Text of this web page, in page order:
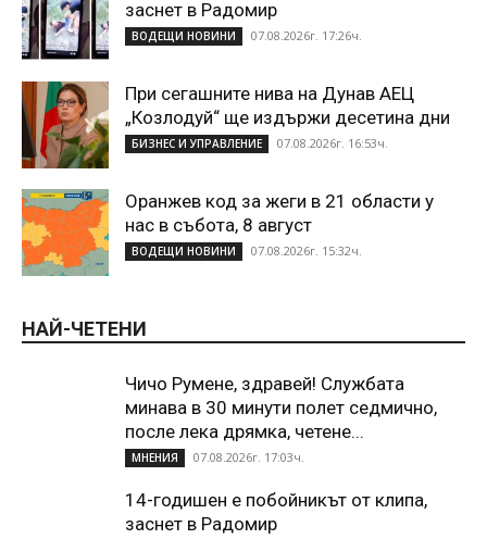
заснет в Радомир
ВОДЕЩИ НОВИНИ 07.08.2026г. 17:26ч.
При сегашните нива на Дунав АЕЦ
„Козлодуй“ ще издържи десетина дни
БИЗНЕС И УПРАВЛЕНИЕ 07.08.2026г. 16:53ч.
Оранжев код за жеги в 21 области у
нас в събота, 8 август
ВОДЕЩИ НОВИНИ 07.08.2026г. 15:32ч.
НАЙ-ЧЕТЕНИ
Чичо Румене, здравей! Службата
минава в 30 минути полет седмично,
после лека дрямка, четене...
МНЕНИЯ 07.08.2026г. 17:03ч.
14-годишен е побойникът от клипа,
заснет в Радомир